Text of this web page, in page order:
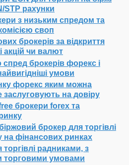
STP рахунки
з низьким спредом та
своп
брокерів за відкриття
акцій чи валют
брокерів форекс і
умови
форекс яким можна
заслуговують на довіру
брокери forex та
брокер для торгівлі
на фінансових ринках
радниками, з
торговими умовами